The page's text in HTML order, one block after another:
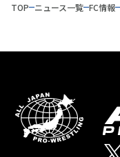
TOP ニュース一覧 FC情報